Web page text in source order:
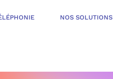
NOS SOLUTIONS